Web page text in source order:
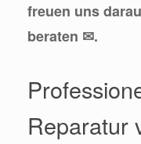
freuen uns
beraten ✉.
Reparatur